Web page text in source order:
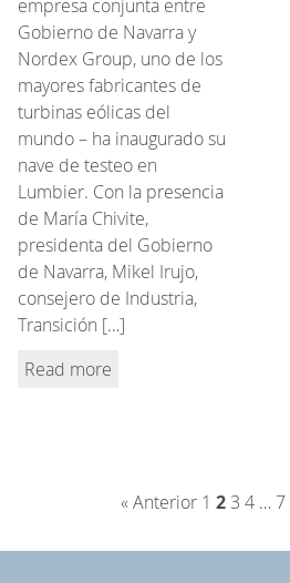
empresa conjunta entre
Gobierno de Navarra y
Nordex Group, uno de los
mayores fabricantes de
turbinas eólicas del
mundo – ha inaugurado su
nave de testeo en
Lumbier. Con la presencia
de María Chivite,
presidenta del Gobierno
de Navarra, Mikel Irujo,
consejero de Industria,
Transición […]
Read more
« Anterior 1 2 3 4 … 7